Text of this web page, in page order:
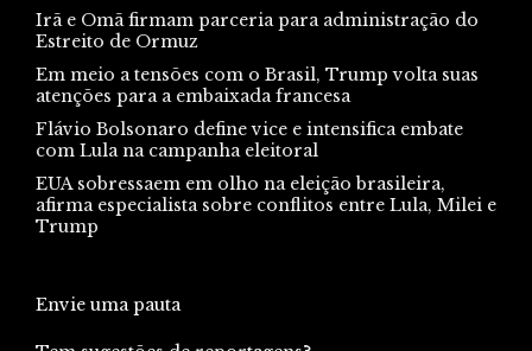
Irã e Omã firmam parceria para administração do
Estreito de Ormuz
Em meio a tensões com o Brasil, Trump volta suas
atenções para a embaixada francesa
Flávio Bolsonaro define vice e intensifica embate
com Lula na campanha eleitoral
EUA sobressaem em olho na eleição brasileira,
afirma especialista sobre conflitos entre Lula, Milei e
Trump
Envie uma pauta